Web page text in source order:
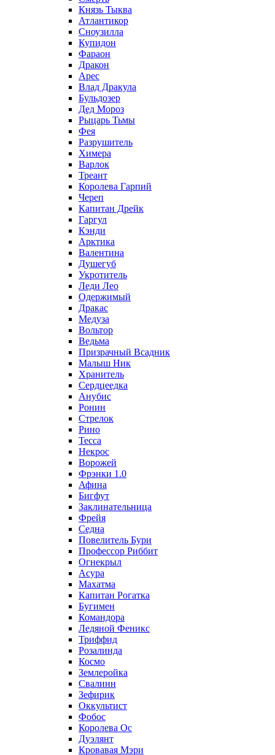
Князь Тыква
Атлантикор
Сноузилла
Купидон
Фараон
Дракон
Арес
Влад Дракула
Бульдозер
Дед Мороз
Рыцарь Тьмы
Фея
Разрушитель
Химера
Варлок
Треант
Королева Гарпий
Череп
Капитан Дрейк
Гаргул
Кэнди
Арктика
Валентина
Душегуб
Укротитель
Леди Лео
Одержимый
Дракас
Медуза
Вольтор
Ведьма
Призрачный Всадник
Малыш Ник
Хранитель
Сердцеедка
Анубис
Ронин
Стрелок
Рино
Тесса
Некрос
Ворожей
Фрэнки 1.0
Афина
Бигфут
Заклинательница
Фрейя
Седна
Повелитель Бури
Профеcсор Риббит
Огнекрыл
Асура
Махатма
Капитан Рогатка
Бугимен
Командора
Ледяной Феникс
Триффид
Розалинда
Космо
Землеройка
Свалинн
Зефирик
Оккультист
Фобос
Королева Ос
Дуэлянт
Кровавая Мэри